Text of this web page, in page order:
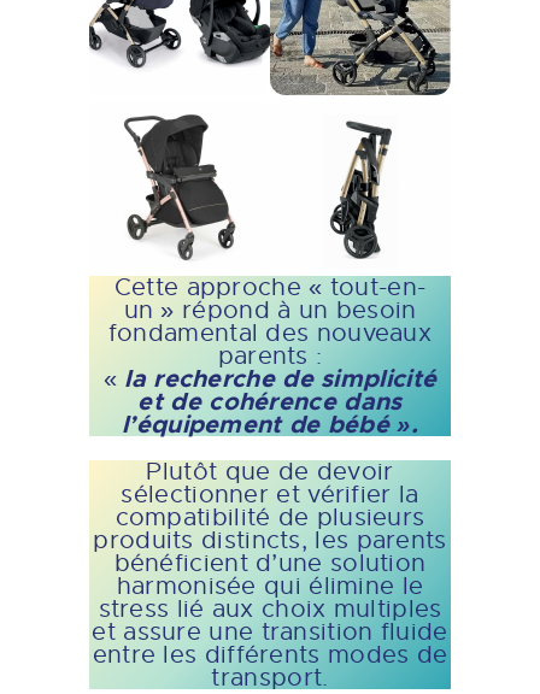
Cette approche « tout-en-
un » répond à un besoin
fondamental des nouveaux
parents :
« la recherche de simplicité
et de cohérence dans
l’équipement de bébé ».
Plutôt que de devoir
sélectionner et vérifier la
compatibilité de plusieurs
produits distincts, les parents
bénéficient d’une solution
harmonisée qui élimine le
stress lié aux choix multiples
et assure une transition fluide
entre les différents modes de
transport.